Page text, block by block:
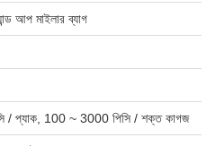
আপ মাইলার ব্যাগ
/ প্যাক, 100 ~ 3000 পিসি / শক্ত কাগজ